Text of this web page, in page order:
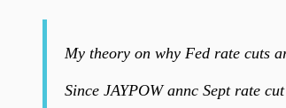
My theory on why Fed rate cuts
Since JAYPOW annc Sept rate